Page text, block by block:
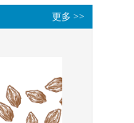
更多 >>